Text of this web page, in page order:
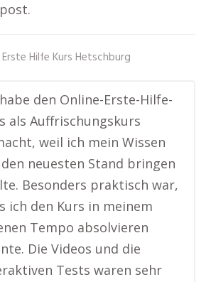
Erste Hilfe Kurs Hetschburg
den Online-Erste-Hilfe-
als Auffrischungskurs
weil ich mein Wissen
neuesten Stand bringen
Besonders praktisch war,
ich den Kurs in meinem
Tempo absolvieren
Die Videos und die
Tests waren sehr